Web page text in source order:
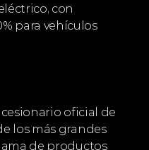
con
para vehículos
oficial de
los más grandes
de productos